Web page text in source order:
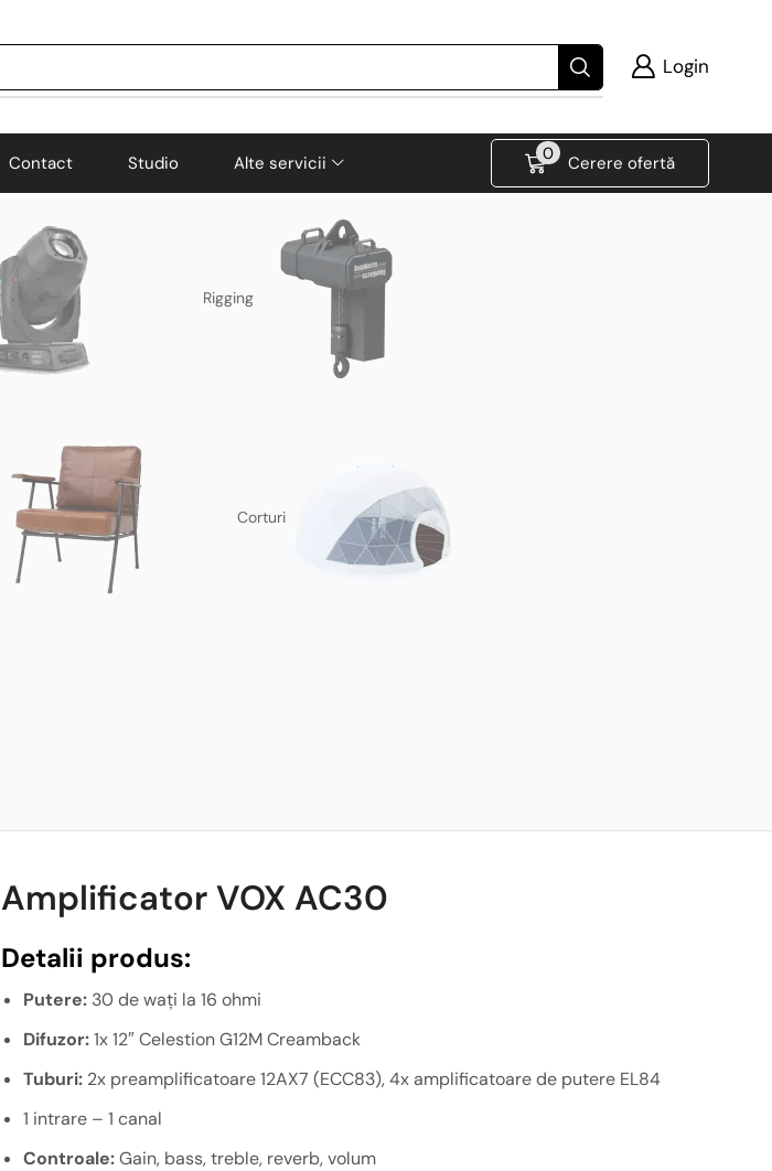
Login
Contact Studio Alte servicii 0 Cerere ofertă
Rigging
Corturi
Amplificator VOX AC30
Detalii produs:
Putere: 30 de wați la 16 ohmi
Difuzor:1x 12″ Celestion G12M Creamback
Tuburi: 2x preamplificatoare 12AX7 (ECC83), 4x amplificatoare de putere EL84
1 intrare – 1 canal
Controale:Gain, bass, treble, reverb, volum